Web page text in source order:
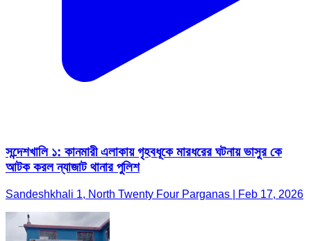
সন্দেশখালি ১: কানমারী এলাকায় গৃহবধূকে মারধরের ঘটনায় ভাসুর কে
আটক করল ন্যাজাট থানার পুলিশ
Sandeshkhali 1, North Twenty Four Parganas | Feb 17, 2026